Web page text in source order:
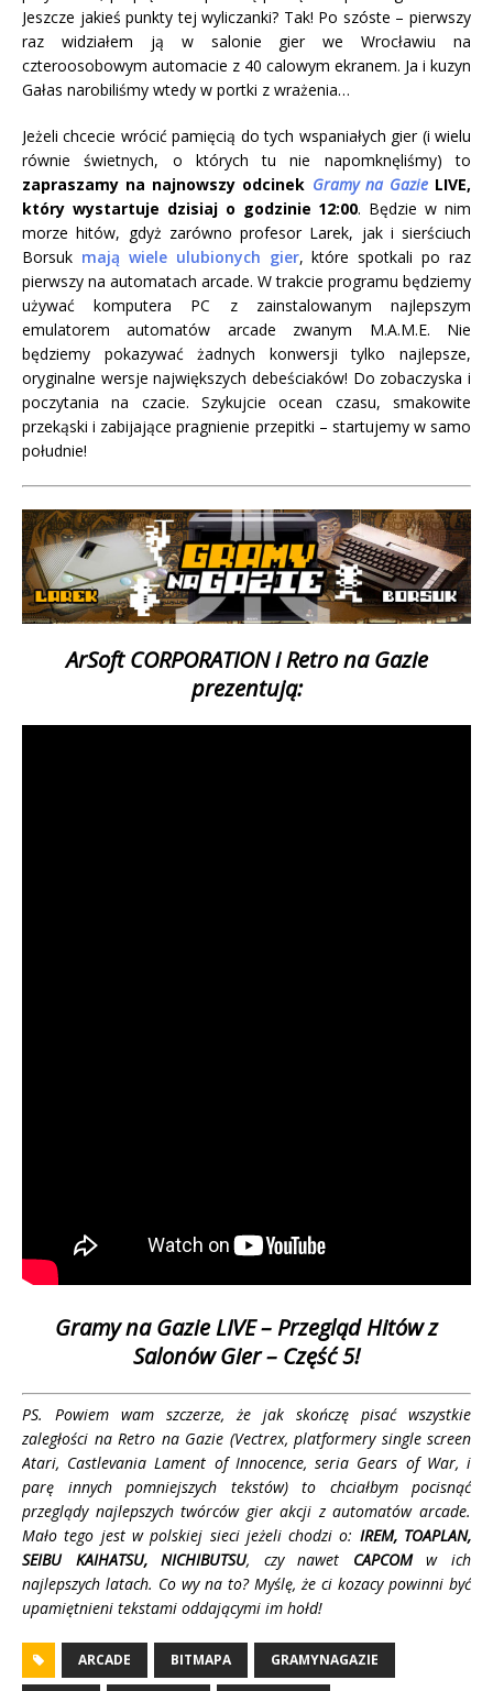
Jeszcze jakieś punkty tej wyliczanki? Tak! Po szóste – pierwszy
raz widziałem ją w salonie gier we Wrocławiu na
czteroosobowym automacie z 40 calowym ekranem. Ja i kuzyn
Gałas narobiliśmy wtedy w portki z wrażenia…
Jeżeli chcecie wrócić pamięcią do tych wspaniałych gier (i wielu
równie świetnych, o których tu nie napomknęliśmy) to
zapraszamy na najnowszy odcinek Gramy na GazieLIVE,
który wystartuje dzisiaj o godzinie 12:00. Będzie w nim
morze hitów, gdyż zarówno profesor Larek, jak i sierściuch
Borsuk mają wiele ulubionych gier, które spotkali po raz
pierwszy na automatach arcade. W trakcie programu będziemy
używać komputera PC z zainstalowanym najlepszym
emulatorem automatów arcade zwanym M.A.M.E. Nie
będziemy pokazywać żadnych konwersji tylko najlepsze,
oryginalne wersje największych debeściaków! Do zobaczyska i
poczytania na czacie. Szykujcie ocean czasu, smakowite
przekąski i zabijające pragnienie przepitki – startujemy w samo
południe!
ArSoft CORPORATION i Retro na Gazie
prezentują:
Gramy na Gazie LIVE – Przegląd Hitów z
Salonów Gier – Część 5!
PS. Powiem wam szczerze, że jak skończę pisać wszystkie
zaległości na Retro na Gazie (Vectrex, platformery single screen
Atari, Castlevania Lament of Innocence, seria Gears of War, i
parę innych pomniejszych tekstów) to chciałbym pocisnąć
przeglądy najlepszych twórców gier akcji z automatów arcade.
Mało tego jest w polskiej sieci jeżeli chodzi o: IREM, TOAPLAN,
SEIBU KAIHATSU, NICHIBUTSU, czy nawet CAPCOMw ich
najlepszych latach. Co wy na to? Myślę, że ci kozacy powinni być
upamiętnieni tekstami oddającymi im hołd!
ARCADE BITMAPA GRAMYNAGAZIE